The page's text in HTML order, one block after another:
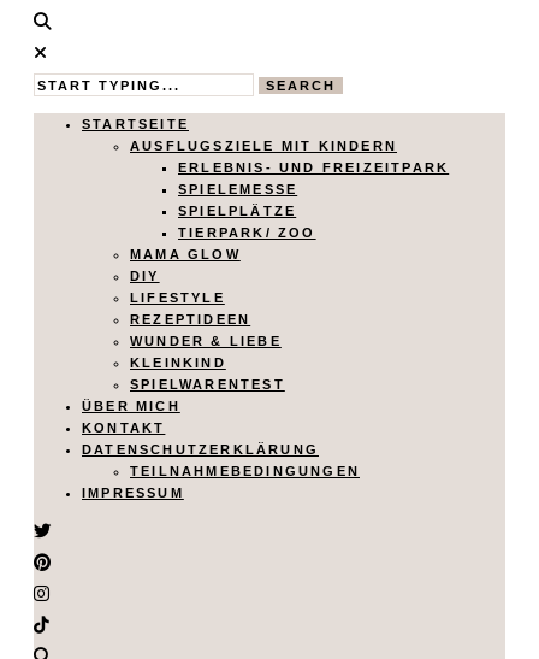
Calistas
Traum
MAMABLOG
SEARCH
STARTSEITE
AUSFLUGSZIELE MIT KINDERN
ERLEBNIS- UND FREIZEITPARK
SPIELEMESSE
SPIELPLÄTZE
TIERPARK/ ZOO
MAMA GLOW
DIY
LIFESTYLE
REZEPTIDEEN
WUNDER & LIEBE
KLEINKIND
SPIELWARENTEST
ÜBER MICH
KONTAKT
DATENSCHUTZERKLÄRUNG
TEILNAHMEBEDINGUNGEN
IMPRESSUM